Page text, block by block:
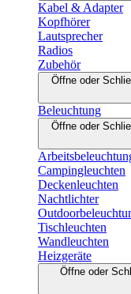
Kabel & Adapter
Kopfhörer
Lautsprecher
Radios
Zubehör
Öffne oder
Beleuchtung
Öffne oder
Campingleuchten
Deckenleuchten
Nachtlichter
Tischleuchten
Wandleuchten
Heizgeräte
Öffne oder